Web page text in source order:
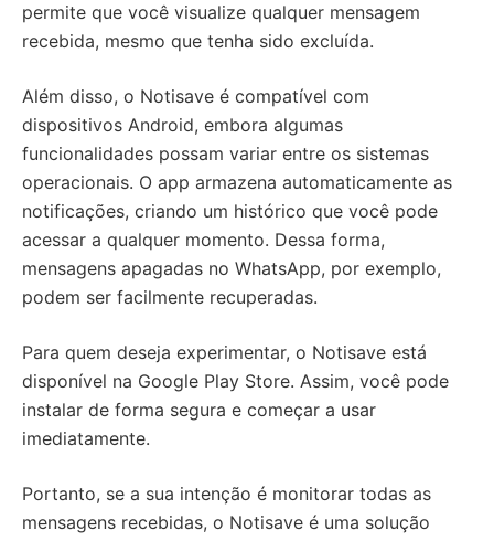
permite que você visualize qualquer mensagem
recebida, mesmo que tenha sido excluída.
Além disso, o Notisave é compatível com
dispositivos Android, embora algumas
funcionalidades possam variar entre os sistemas
operacionais. O app armazena automaticamente as
notificações, criando um histórico que você pode
acessar a qualquer momento. Dessa forma,
mensagens apagadas no WhatsApp, por exemplo,
podem ser facilmente recuperadas.
Para quem deseja experimentar, o Notisave está
disponível na Google Play Store. Assim, você pode
instalar de forma segura e começar a usar
imediatamente.
Portanto, se a sua intenção é monitorar todas as
mensagens recebidas, o Notisave é uma solução